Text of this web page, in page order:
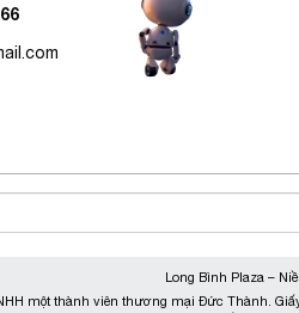
Long Bình Plaza –
một thành viên thương mại Đức Thành.